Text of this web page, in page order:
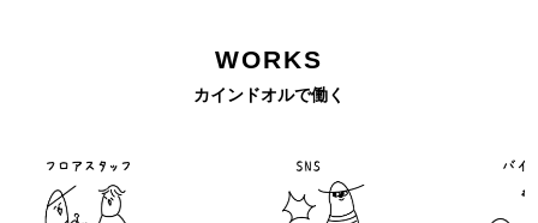
WORKS
カインドオルで働く